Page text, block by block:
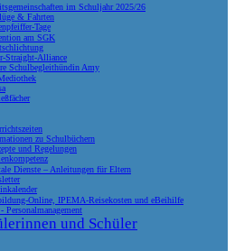
im Schuljahr 2025/26
& Fahrten
Tage
am SGK
Straight-Alliance
Schulbegleithündin Amy
zu Schulbüchern
und Regelungen
Dienste – Anleitungen für Eltern
Online, IPEMA-Reisekosten und eBeihilfe
Personalmanagement
und Schüler